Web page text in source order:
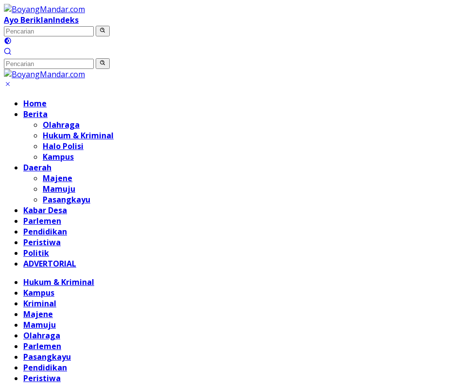
Langsung
ke
konten
Ayo BeriklanIndeks
Home
Berita
Olahraga
Hukum & Kriminal
Halo Polisi
Kampus
Daerah
Majene
Mamuju
Pasangkayu
Kabar Desa
Parlemen
Pendidikan
Peristiwa
Politik
ADVERTORIAL
Hukum & Kriminal
Kampus
Kriminal
Majene
Mamuju
Olahraga
Parlemen
Pasangkayu
Pendidikan
Peristiwa